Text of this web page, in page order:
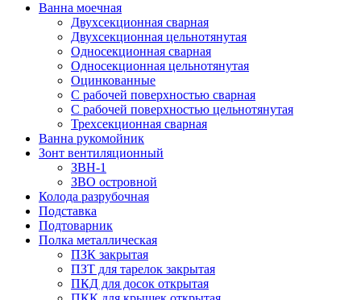
Ванна моечная
Двухсекционная сварная
Двухсекционная цельнотянутая
Односекционная сварная
Односекционная цельнотянутая
Оцинкованные
С рабочей поверхностью сварная
С рабочей поверхностью цельнотянутая
Трехсекционная сварная
Ванна рукомойник
Зонт вентиляционный
ЗВН-1
ЗВО островной
Колода разрубочная
Подставка
Подтоварник
Полка металлическая
ПЗК закрытая
ПЗТ для тарелок закрытая
ПКД для досок открытая